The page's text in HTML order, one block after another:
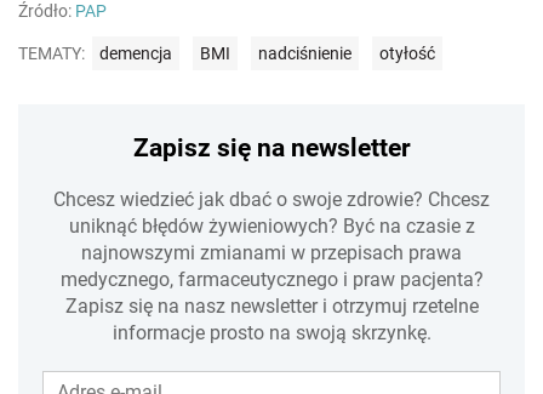
Źródło: PAP
TEMATY: demencja BMI nadciśnienie otyłość
Zapisz się na newsletter
Chcesz wiedzieć jak dbać o swoje zdrowie? Chcesz
uniknąć błędów żywieniowych? Być na czasie z
najnowszymi zmianami w przepisach prawa
medycznego, farmaceutycznego i praw pacjenta?
Zapisz się na nasz newsletter i otrzymuj rzetelne
informacje prosto na swoją skrzynkę.